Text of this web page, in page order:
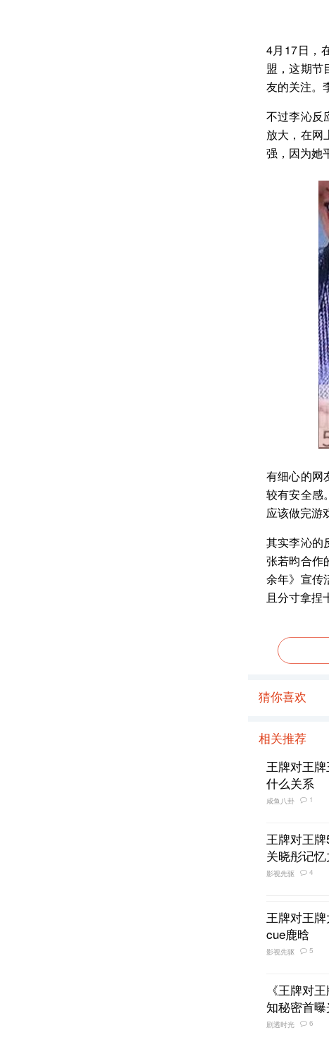
4月17日，
盟，这期节
友的关注。
不过李沁反
放大，在网
强，因为她
有细心的网
较有安全感
应该做完游
其实李沁的
张若昀合作
余年》宣传
且分寸拿捏
猜你喜欢
相关推荐
王牌对王
什么关系
咸鱼八卦 1
王牌对王
关晓彤记
影视先驱 4
王牌对王
cue鹿晗
影视先驱 5
《王牌对
知秘密首
剧透时光 6